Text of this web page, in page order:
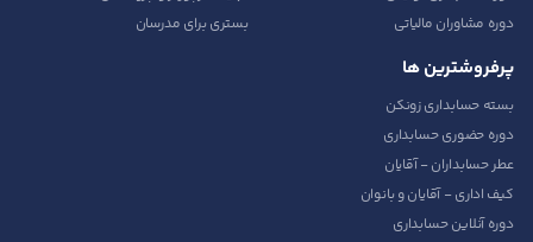
دوره مشاوران مالیاتی
بستری برای مدرسان
پرفروشترین ها
بسته حسابداری زونکن
دوره حضوری حسابداری
عطر حسابداران - آقایان
کیف اداری - آقایان و بانوان
دوره آنلاین حسابداری